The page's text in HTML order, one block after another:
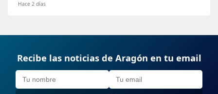
Hace 2 días
Recibe las noticias de Aragón en tu email